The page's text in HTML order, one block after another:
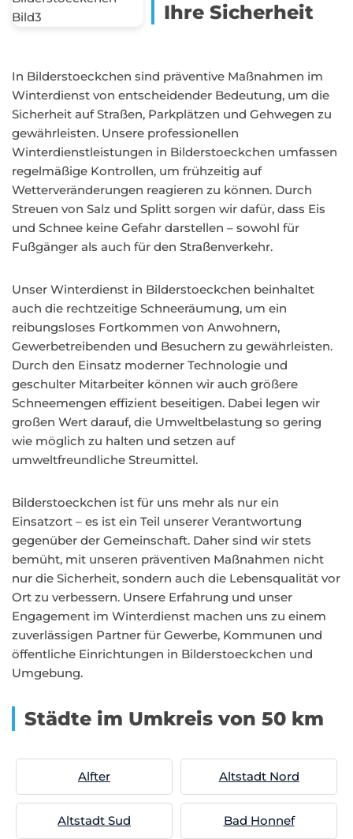
Ihre Sicherheit
In Bilderstoeckchen sind präventive Maßnahmen im
Winterdienst von entscheidender Bedeutung, um die
Sicherheit auf Straßen, Parkplätzen und Gehwegen zu
gewährleisten. Unsere professionellen
Winterdienstleistungen in Bilderstoeckchen umfassen
regelmäßige Kontrollen, um frühzeitig auf
Wetterveränderungen reagieren zu können. Durch
Streuen von Salz und Splitt sorgen wir dafür, dass Eis
und Schnee keine Gefahr darstellen – sowohl für
Fußgänger als auch für den Straßenverkehr.
Unser Winterdienst in Bilderstoeckchen beinhaltet
auch die rechtzeitige Schneeräumung, um ein
reibungsloses Fortkommen von Anwohnern,
Gewerbetreibenden und Besuchern zu gewährleisten.
Durch den Einsatz moderner Technologie und
geschulter Mitarbeiter können wir auch größere
Schneemengen effizient beseitigen. Dabei legen wir
großen Wert darauf, die Umweltbelastung so gering
wie möglich zu halten und setzen auf
umweltfreundliche Streumittel.
Bilderstoeckchen ist für uns mehr als nur ein
Einsatzort – es ist ein Teil unserer Verantwortung
gegenüber der Gemeinschaft. Daher sind wir stets
bemüht, mit unseren präventiven Maßnahmen nicht
nur die Sicherheit, sondern auch die Lebensqualität vor
Ort zu verbessern. Unsere Erfahrung und unser
Engagement im Winterdienst machen uns zu einem
zuverlässigen Partner für Gewerbe, Kommunen und
öffentliche Einrichtungen in Bilderstoeckchen und
Umgebung.
Städte im Umkreis von 50 km
Alfter Altstadt Nord
Altstadt Sud Bad Honnef